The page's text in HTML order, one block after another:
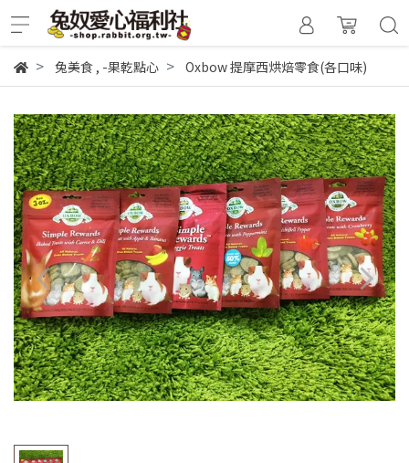
兔美食, -果乾點心 Oxbow 提摩西烘焙零食(各口味)